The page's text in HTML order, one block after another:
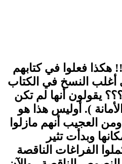
فعلوا في كتابهم
أغلب النسخ في الكتاب
يقولون أنها لم تكن
). أوليس هذا هو
العجيب أنهم مازلوا
وبدأت تثير
الفراغات الناقصة